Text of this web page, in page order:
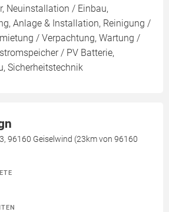
Neuinstallation / Einbau,
Anlage & Installation, Reinigung /
/ Verpachtung, Wartung /
/ PV Batterie,
Sicherheitstechnik
96160 Geiselwind (23km von 96160